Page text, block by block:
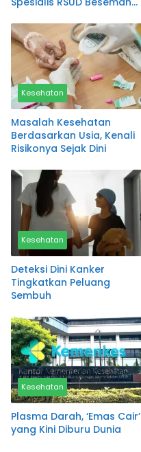
Kesehatan
Masalah Kesehatan
Berdasarkan Usia, Kenali
Risikonya Sejak Dini
Kesehatan
Deteksi Dini Kanker
Tingkatkan Peluang
Sembuh
Kesehatan
Plasma Darah, ‘Emas Cair’
yang Kini Diburu Dunia